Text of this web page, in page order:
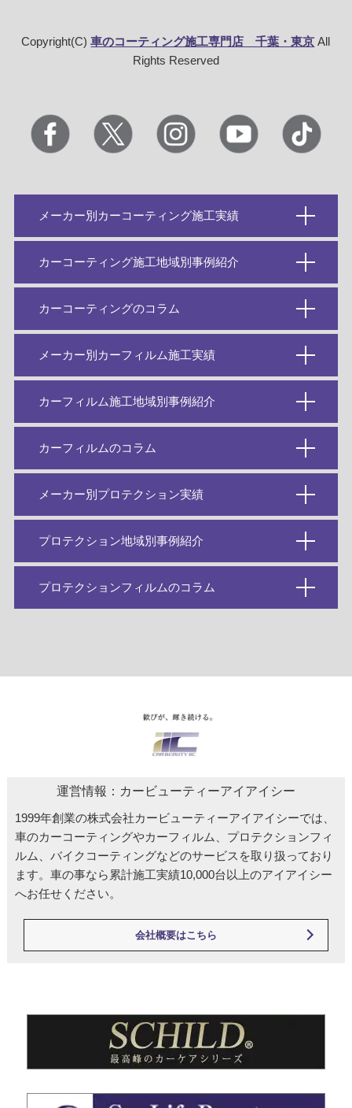
Copyright(C)車のコーティング施工専門店 千葉・東京 All
Rights Reserved
メーカー別カーコーティング施工実績
カーコーティング施工地域別事例紹介
カーコーティングのコラム
メーカー別カーフィルム施工実績
カーフィルム施工地域別事例紹介
カーフィルムのコラム
メーカー別プロテクション実績
プロテクション地域別事例紹介
プロテクションフィルムのコラム
運営情報：カービューティーアイアイシー
1999年創業の株式会社カービューティーアイアイシーでは、
車のカーコーティングやカーフィルム、プロテクションフィ
ルム、バイクコーティングなどのサービスを取り扱っており
ます。車の事なら累計施工実績10,000台以上のアイアイシー
へお任せください。
会社概要はこちら